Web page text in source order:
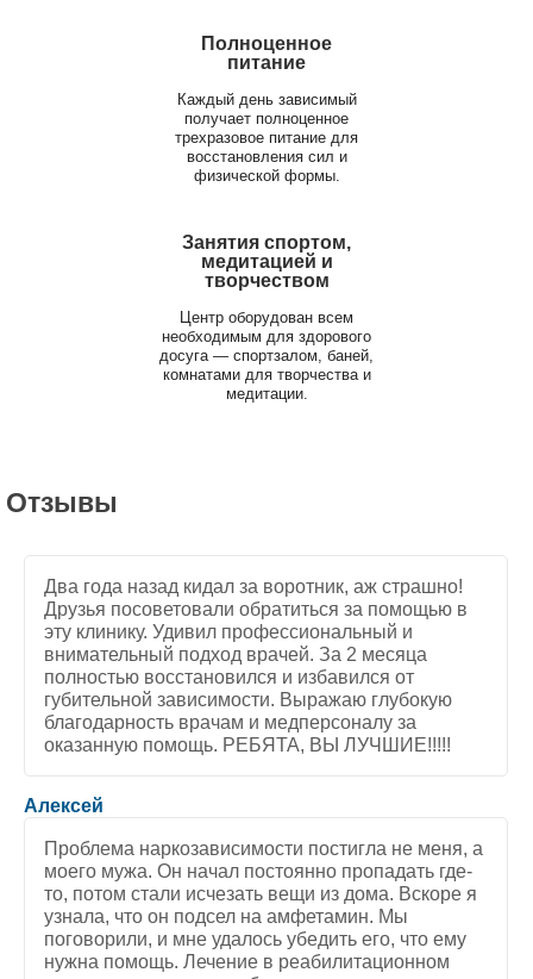
Полноценное
питание
Каждый день зависимый
получает полноценное
трехразовое питание для
восстановления сил и
физической формы.
Занятия спортом,
медитацией и
творчеством
Центр оборудован всем
необходимым для здорового
досуга — спортзалом, баней,
комнатами для творчества и
медитации.
Отзывы
Два года назад кидал за воротник, аж страшно!
Друзья посоветовали обратиться за помощью в
эту клинику. Удивил профессиональный и
внимательный подход врачей. За 2 месяца
полностью восстановился и избавился от
губительной зависимости. Выражаю глубокую
благодарность врачам и медперсоналу за
оказанную помощь. РЕБЯТА, ВЫ ЛУЧШИЕ!!!!!
Алексей
Проблема наркозависимости постигла не меня, а
моего мужа. Он начал постоянно пропадать где-
то, потом стали исчезать вещи из дома. Вскоре я
узнала, что он подсел на амфетамин. Мы
поговорили, и мне удалось убедить его, что ему
нужна помощь. Лечение в реабилитационном